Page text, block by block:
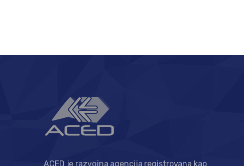
ACED je razvojna agencija registrovana kao